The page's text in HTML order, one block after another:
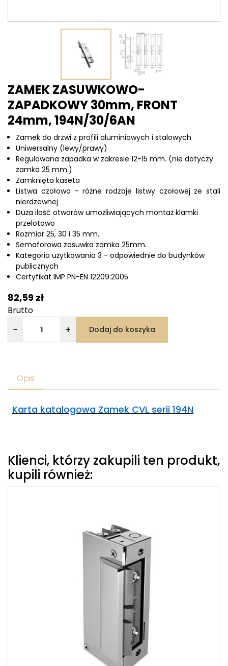
ZAMEK ZASUWKOWO-
ZAPADKOWY 30mm, FRONT
24mm, 194N/30/6AN
Zamek do drzwi z profili aluminiowych i stalowych
Uniwersalny (lewy/prawy)
Regulowana zapadka w zakresie 12-15 mm. (nie dotyczy
zamka 25 mm.)
Zamknięta kaseta
Listwa czołowa - różne rodzaje listwy czołowej ze stali
nierdzewnej
Duża ilość otworów umożliwiających montaż klamki
przelotowo
Rozmiar 25, 30 i 35 mm.
Semaforowa zasuwka zamka 25mm.
Kategoria użytkowania 3 - odpowiednie do budynków
publicznych
Certyfikat IMP PN-EN 12209:2005
82,59 zł
Brutto
− + Dodaj do koszyka
Opis
Karta katalogowa Zamek CVL serii 194N
Klienci, którzy zakupili ten produkt,
kupili również: